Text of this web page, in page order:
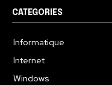
CATEGORIES
Informatique
Internet
Windows